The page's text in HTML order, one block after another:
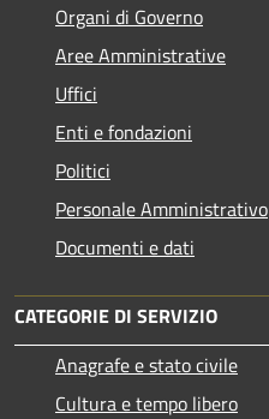
Organi di Governo
Aree Amministrative
Uffici
Enti e fondazioni
Politici
Personale Amministrativo
Documenti e dati
CATEGORIE DI SERVIZIO
Anagrafe e stato civile
Cultura e tempo libero